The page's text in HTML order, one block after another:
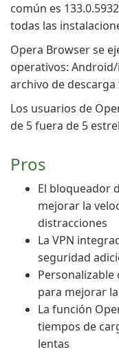
común es
todas las
Opera Browser se
operativos:
archivo de
Los usuarios de
de 5 fuera de 5
Pros
El bloqueador
mejorar la
distracciones
La VPN
seguridad
Personalizable
para mejorar
La función
tiempos de
lentas